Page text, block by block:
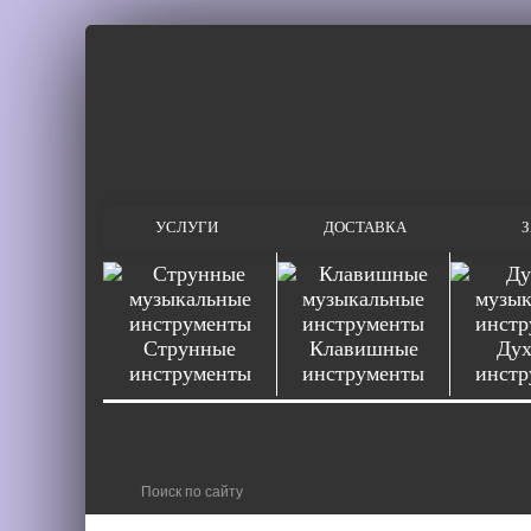
УСЛУГИ ДОСТАВКА
Струнные
инструменты
Клавишные
инструменты